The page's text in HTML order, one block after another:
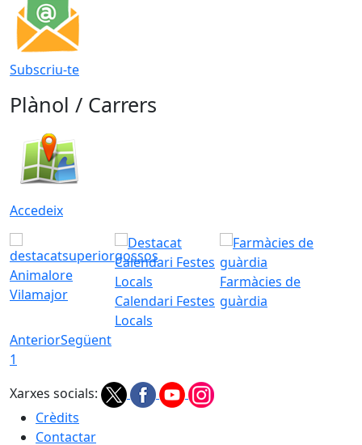
Subscriu-te
Plànol / Carrers
Accedeix
Animalore
Vilamajor
Calendari Festes
Locals
Farmàcies de
guàrdia
AnteriorSegüent
1
Xarxes socials:
Crèdits
Contactar